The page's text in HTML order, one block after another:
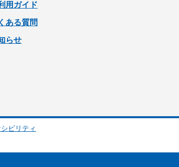
用ガイド
ある質問
らせ
ビリティ